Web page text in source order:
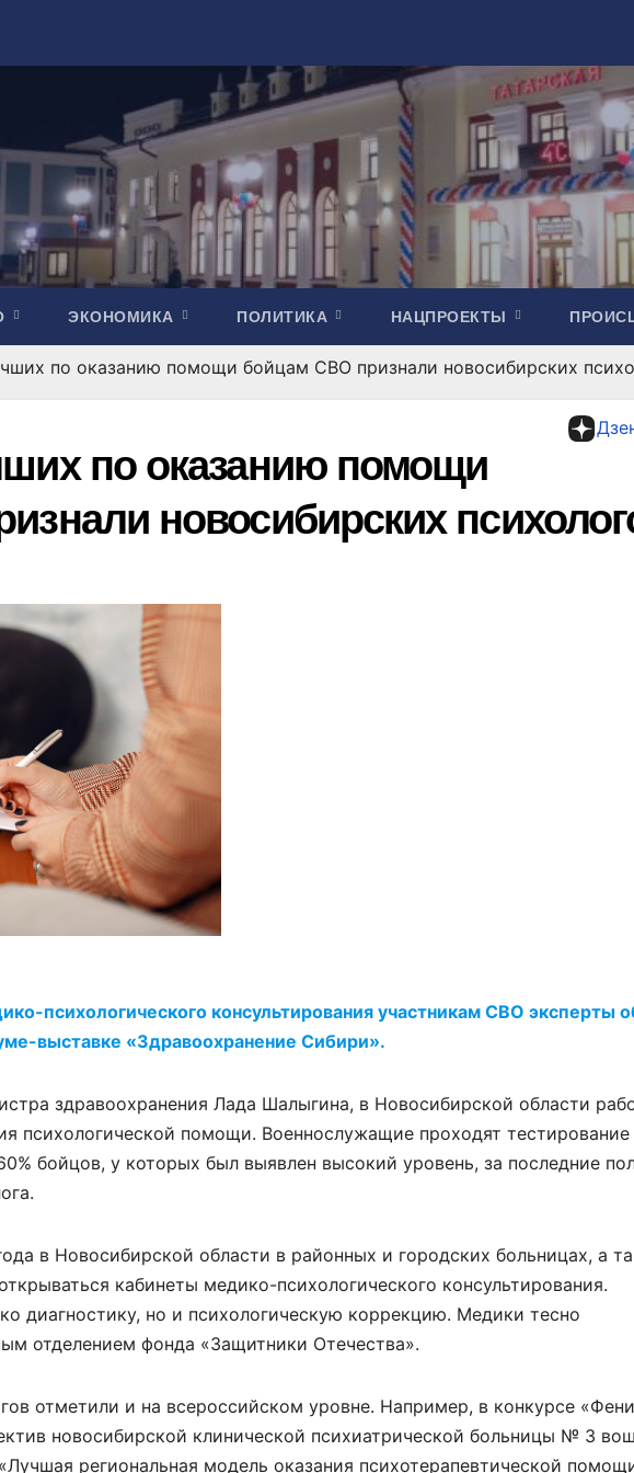
ЭКОНОМИКА ПОЛИТИКА НАЦПРОЕКТЫ
по оказанию помощи бойцам СВО признали новосибирских
по оказанию помощи
новосибирских
психологического консультирования участникам СВО эксперты
выставке «Здравоохранение Сибири».
здравоохранения Лада Шалыгина, в Новосибирской области
психологической помощи. Военнослужащие проходят тестирование
бойцов, у которых был выявлен высокий уровень, за последние
в Новосибирской области в районных и городских больницах, а
кабинеты медико-психологического консультирования.
диагностику, но и психологическую коррекцию. Медики тесно
отделением фонда «Защитники Отечества».
отметили и на всероссийском уровне. Например, в конкурсе
новосибирской клинической психиатрической больницы № 3
региональная модель оказания психотерапевтической